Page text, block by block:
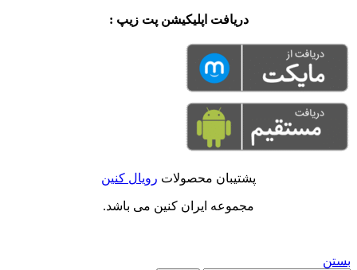
دریافت اپلیکیشن پت زیپ :
پشتیبان محصولات رویال کنین
مجموعه ایران کنین می باشد.
بستن